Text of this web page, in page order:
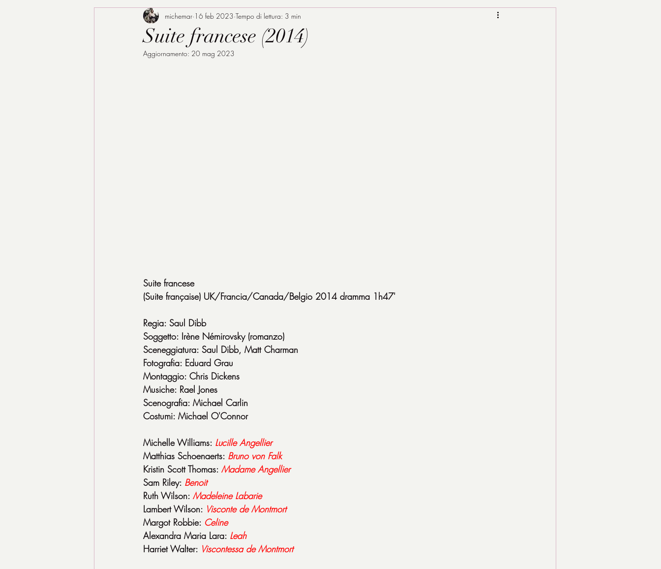
Suite francese (2014)
michemar 16 feb 2023 Tempo di lettura: 3 min
Aggiornamento: 20 mag 2023
Suite francese
(Suite française) UK/Francia/Canada/Belgio 2014 dramma 1h47'
Regia: Saul Dibb
Soggetto: Irène Némirovsky (romanzo)
Sceneggiatura: Saul Dibb, Matt Charman
Fotografia: Eduard Grau
Montaggio: Chris Dickens
Musiche: Rael Jones
Scenografia: Michael Carlin
Costumi: Michael O'Connor
Michelle Williams: Lucille Angellier
Matthias Schoenaerts: Bruno von Falk
Kristin Scott Thomas: Madame Angellier
Sam Riley: Benoit
Ruth Wilson: Madeleine Labarie
Lambert Wilson: Visconte de Montmort
Margot Robbie: Celine
Alexandra Maria Lara: Leah
Harriet Walter: Viscontessa de Montmort